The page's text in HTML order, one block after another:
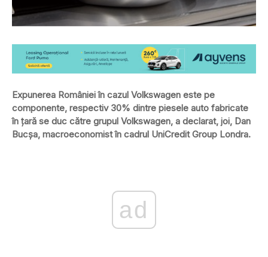
Expunerea României în cazul Volkswagen este pe
componente, respectiv 30% dintre piesele auto fabricate
în ţară se duc către grupul Volkswagen, a declarat, joi, Dan
Bucşa, macroeconomist în cadrul UniCredit Group Londra.
ad